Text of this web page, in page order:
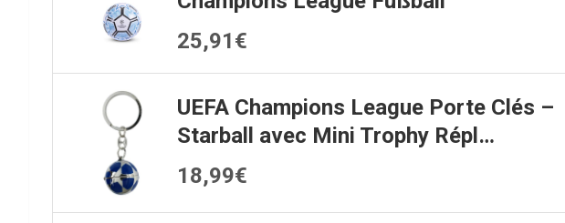
25,91€
UEFA Champions League Porte Clés –
Starball avec Mini Trophy Répl…
18,99€